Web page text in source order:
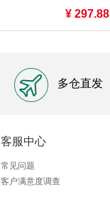
¥ 297.88
多仓直发
客服中心
常见问题
客户满意度调查